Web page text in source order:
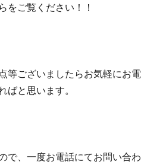
をご覧ください！！
等ございましたらお気軽にお電
ばと思います。
で、一度お電話にてお問い合わ